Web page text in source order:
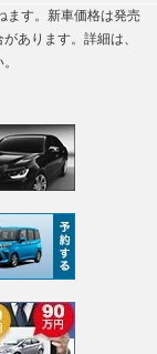
ます。新車価格は発売
あります。詳細は、